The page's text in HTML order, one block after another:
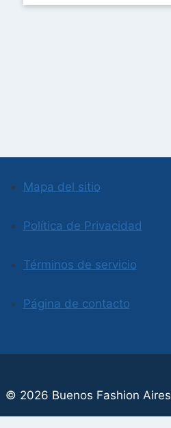
Mapa del sitio
Política de Privacidad
Términos de servicio
Página de contacto
© 2026 Buenos Fashion Aires